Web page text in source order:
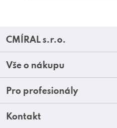
Z
á
p
a
CMÍRAL s.r.o.
Prodejny
O nás
Blog
Kontakt
Vše o nákupu
Doprava a platba
Obchodní podmínky
Reklamace a vrácení zboží
Pro profesionály
Akční letáky
Kontakt